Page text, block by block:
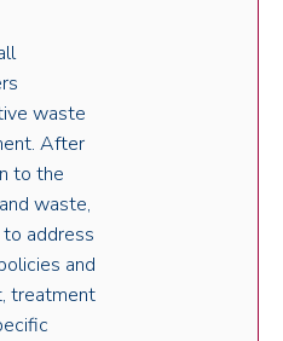
waste
After
to the
waste,
address
and
treatment